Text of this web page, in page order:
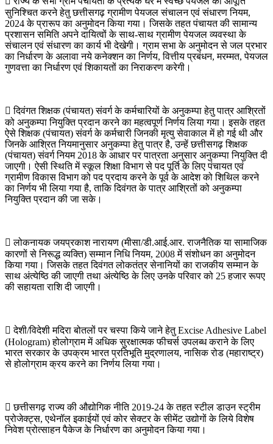
सुनिश्चित करने हेतु छत्तीसगढ़ ग्रामीण पेयजल संचालन एवं संधारण नियम,
2024 के प्रारूप का अनुमोदन किया गया। जिसके तहत पंचायत की सामान्य
प्रशासन समिति अपने दायित्वों के साथ-साथ ग्रामीण पेयजल व्यवस्था के
संचालन एवं संधारण का कार्य भी देखेगी। ग्राम सभा के अनुमोदन से जल प्रभार
का निर्धारण के अलावा नये कनेक्शन का निर्णय, वित्तीय प्रबंधन, मरम्मत, पेयजल
गुणवत्ता का निर्धारण एवं शिकायतों का निराकरण करेगी।
 दिवंगत शिक्षक (पंचायत) संवर्ग के कर्मचारियों के अनुकम्पा हेतु पात्र आश्रितों
को अनुकम्पा नियुक्ति प्रदान करने का महत्वपूर्ण निर्णय लिया गया। इसके तहत
ऐसे शिक्षक (पंचायत) संवर्ग के कर्मचारी जिनकी मृत्यु सेवाकाल में हो गई थी और
जिनके आश्रित नियमानुसार अनुकम्पा हेतु पात्र है, उन्हें छत्तीसगढ़ शिक्षक
(पंचायत) संवर्ग नियम 2018 के आधार पर पात्रता अनुसार अनुकम्पा नियुक्ति दी
जाएगी। ऐसी स्थिति में स्कूल शिक्षा विभाग से पद पूर्ति के लिए पंचायत एवं
ग्रामीण विकास विभाग को पद प्रदाय करने के पूर्व के आदेश को शिथिल करने
का निर्णय भी लिया गया है, ताकि दिवंगत के पात्र आश्रितों को अनुकम्पा
नियुक्ति प्रदान की जा सके।
 लोकनायक जयप्रकाश नारायण (मीसा/डी.आई.आर. राजनैतिक या सामाजिक
कारणों से निरूद्ध व्यक्ति) सम्मान निधि नियम, 2008 में संशोधन का अनुमोदन
किया गया। जिसके तहत दिवंगत लोकतंत्र सेनानियों का राजकीय सम्मान के
साथ अंत्येष्ठि की जाएगी तथा अंत्येष्ठि के लिए उनके परिवार को 25 हजार रूपए
की सहायता राशि दी जाएगी।
 देशी/विदेशी मदिरा बोतलों पर चस्पा किये जाने हेतु Excise Adhesive Label
(Hologram) होलोग्राम में अधिक सुरक्षात्मक फीचर्स उपलब्ध कराने के लिए
भारत सरकार के उपक्रम भारत प्रतिभूति मुद्रणालय, नासिक रोड (महाराष्ट्र)
से होलोग्राम क्रय करने का निर्णय लिया गया।
 छत्तीसगढ़ राज्य की औद्योगिक नीति 2019-24 के तहत स्टील डाउन स्ट्रीम
प्रोजेक्ट्स, एथेनॉल इकाईयों एवं कोर सेक्टर के सीमेंट उद्योगों के लिये विशेष
निवेश प्रोत्साहन पैकेज के निर्धारण का अनुमोदन किया गया।